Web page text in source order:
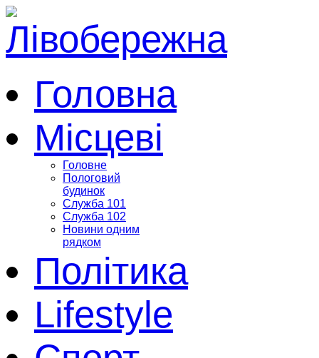
Головна
Місцеві
Головне
Пологовий
будинок
Служба 101
Служба 102
Новини одним
рядком
Політика
Lifestyle